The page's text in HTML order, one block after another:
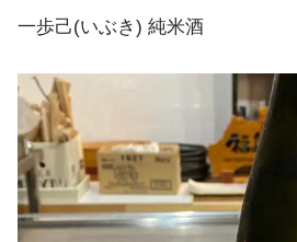
一歩己(いぶき) 純米酒